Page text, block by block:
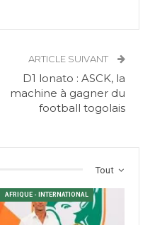
ARTICLE SUIVANT
D1 lonato : ASCK, la
machine à gagner du
football togolais
Tout
AFRIQUE - INTERNATIONAL